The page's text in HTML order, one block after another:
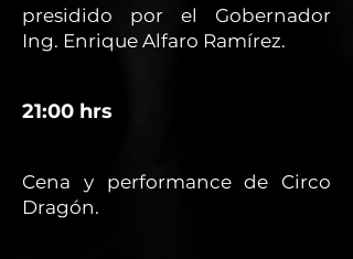
presidido por el Gobernador
Ing. Enrique Alfaro Ramírez.
21:00 hrs
Cena y performance de Circo
Dragón.